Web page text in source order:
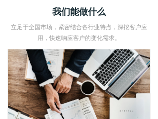
我们能做什么
立足于全国市场，紧密结合各行业特点，深挖客户应
用，快速响应客户的变化需求。